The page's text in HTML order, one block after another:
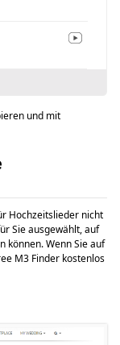
und mit
Hochzeitslieder nicht
Sie ausgewählt, auf
können. Wenn Sie auf
M3 Finder kostenlos